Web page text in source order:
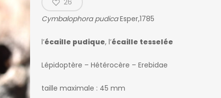
26
Cymbalophora pudicaEsper,1785
l’écaille pudique, l’écaille tesselée
Lépidoptère – Hétérocère – Erebidae
taille maximale : 45 mm